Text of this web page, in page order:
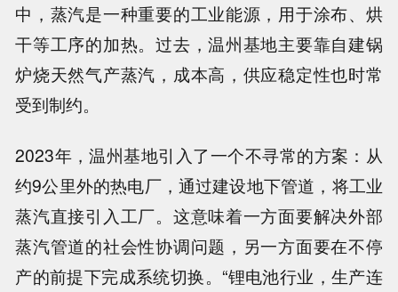
中，蒸汽是一种重要的工业能源，用于涂布、烘
干等工序的加热。过去，温州基地主要靠自建锅
炉烧天然气产蒸汽，成本高，供应稳定性也时常
受到制约。
2023年，温州基地引入了一个不寻常的方案：从
约9公里外的热电厂，通过建设地下管道，将工业
蒸汽直接引入工厂。这意味着一方面要解决外部
蒸汽管道的社会性协调问题，另一方面要在不停
产的前提下完成系统切换。“锂电池行业，生产连